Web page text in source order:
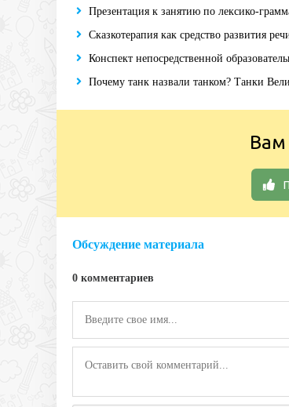
Презентация к занятию по лексико-
Сказкотерапия как средство развития
Конспект непосредственной
Почему танк назвали танком? Танки
Вам
Обсуждение материала
0 комментариев